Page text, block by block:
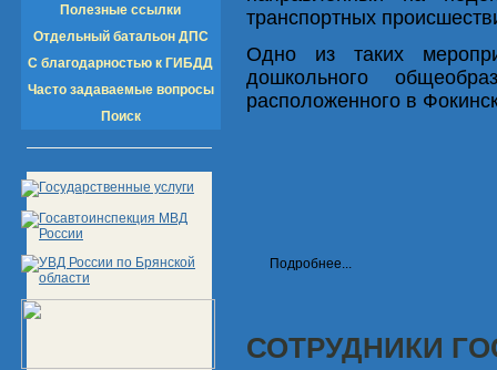
Полезные ссылки
Отдельный батальон ДПС
С благодарностью к ГИБДД
Часто задаваемые вопросы
Поиск
транспортных
Одно из таких
дошкольного
расположенного в
Подробнее...
СОТРУДНИКИ